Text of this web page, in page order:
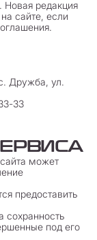
Новая редакция
сайте, если
Дружба, ул.
33
может
предоставить
сохранность
под его